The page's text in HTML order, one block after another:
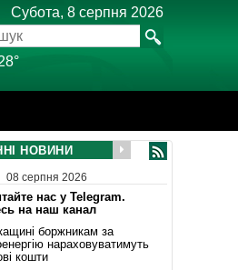
Субота, 8 серпня 2026
НОВИНИ
08 серпня 2026
нас у Telegram.
на наш канал
боржникам за
нараховуватимуть
кошти